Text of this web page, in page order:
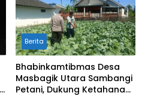
Berita
Bhabinkamtibmas Desa
Masbagik Utara Sambangi
Petani, Dukung Ketahanan